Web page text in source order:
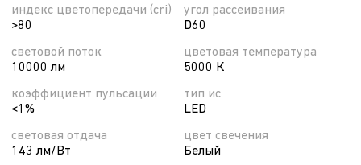
индекс цветопередачи (cri)
>80
световой поток
10000 лм
коэффициент пульсации
<1%
световая отдача
143 лм/Вт
угол рассеивания
D60
цветовая температура
5000 К
тип ис
LED
цвет свечения
Белый